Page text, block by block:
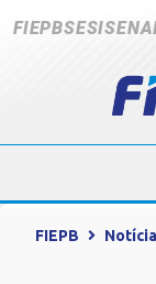
FIEPBSESI
FIEPB